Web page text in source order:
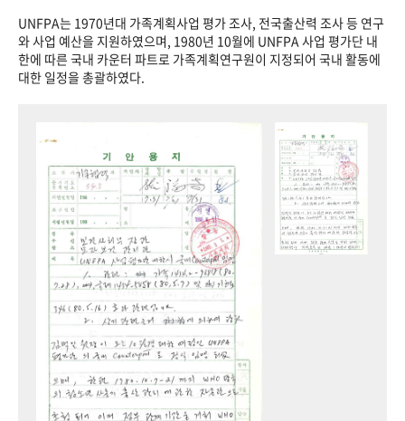
UNFPA는 1970년대 가족계획사업 평가 조사, 전국출산력 조사 등 연구
와 사업 예산을 지원하였으며, 1980년 10월에 UNFPA 사업 평가단 내
한에 따른 국내 카운터 파트로 가족계획연구원이 지정되어 국내 활동에
대한 일정을 총괄하였다.